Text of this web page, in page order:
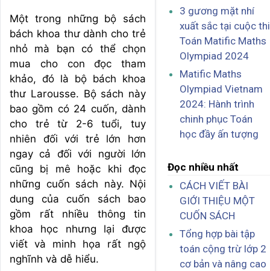
Một trong những bộ sách
bách khoa thư dành cho trẻ
nhỏ mà bạn có thể chọn
mua cho con đọc tham
khảo, đó là bộ bách khoa
thư Larousse. Bộ sách này
bao gồm có 24 cuốn, dành
cho trẻ từ 2-6 tuổi, tuy
nhiên đối với trẻ lớn hơn
ngay cả đối với người lớn
cũng bị mê hoặc khi đọc
những cuốn sách này. Nội
dung của cuốn sách bao
gồm rất nhiều thông tin
khoa học nhưng lại được
viết và minh họa rất ngộ
nghĩnh và dễ hiểu.
3 gương mặt nhí
xuất sắc tại cuộc thi
Toán Matific Maths
Olympiad 2024
Matific Maths
Olympiad Vietnam
2024: Hành trình
chinh phục Toán
học đầy ấn tượng
Đọc nhiều nhất
CÁCH VIẾT BÀI
GIỚI THIỆU MỘT
CUỐN SÁCH
Tổng hợp bài tập
toán cộng trừ lớp 2
cơ bản và nâng cao